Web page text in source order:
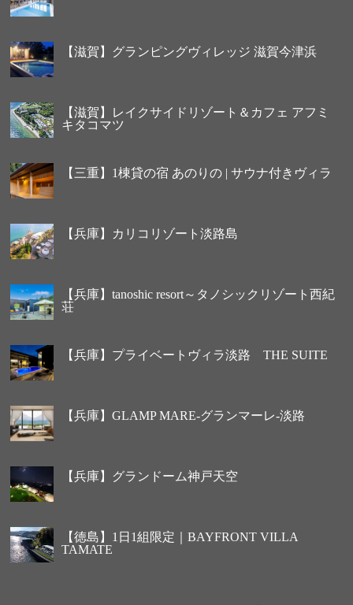
【滋賀】グランピングヴィレッジ 滋賀今津浜
【滋賀】レイクサイドリゾート＆カフェ アフミ
キタコマツ
【三重】1棟貸の宿 あのりの | サウナ付きヴィラ
【兵庫】カリコリゾート淡路島
【兵庫】tanoshic resort～タノシックリゾート西紀
荘
【兵庫】プライベートヴィラ淡路 THE SUITE
【兵庫】GLAMP MARE-グランマーレ-淡路
【兵庫】グランドーム神戸天空
【徳島】1日1組限定｜BAYFRONT VILLA
TAMATE